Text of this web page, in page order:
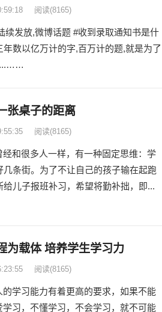
阅读(8165)
续发放,微博话题 #收到录取通知书是什
数以亿万计的字,百万计的题,就是为了
...……
张桌子的距离
阅读(8165)
和很多人一样，有一种固定思维：学
条街。为了不让自己的孩子输在起跑
儿子报班补习，希望将勤补拙，即...
为载体 培养学生学习力
阅读(8165)
学习能力有着更高的要求，如果不能
习，不懂学习，不会学习，就不可能